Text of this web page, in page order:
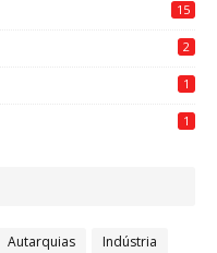
15
2
1
1
Autarquias
Indústria